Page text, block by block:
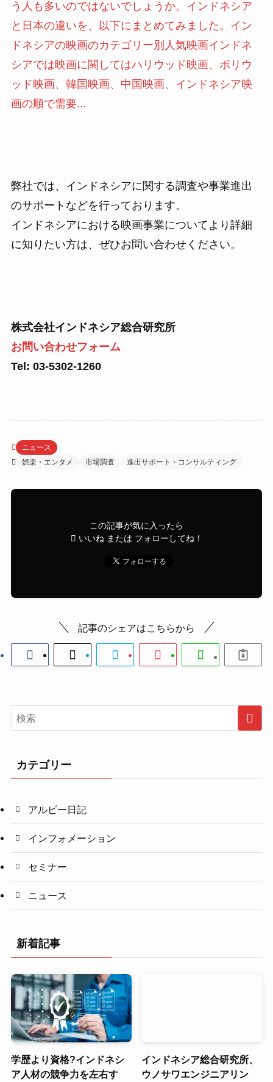
う人も多いのではないでしょうか。インドネシア
と日本の違いを、以下にまとめてみました。イン
ドネシアの映画のカテゴリー別人気映画インドネ
シアでは映画に関してはハリウッド映画、ボリウ
ッド映画、韓国映画、中国映画、インドネシア映
画の順で需要...
弊社では、インドネシアに関する調査や事業進出
のサポートなどを行っております。
インドネシアにおける映画事業についてより詳細
に知りたい方は、ぜひお問い合わせください。
株式会社インドネシア総合研究所
お問い合わせフォーム
Tel: 03-5302-1260
ニュース
娯楽・エンタメ
市場調査 進出サポート・コンサルティング
この記事が気に入ったら
いいね または フォローしてね！
記事のシェアはこちらから
カテゴリー
アルビー日記
インフォメーション
セミナー
ニュース
新着記事
学歴より資格?インドネシ
ア人材の競争力を左右す
インドネシア総合研究所、
ウノサワエンジニアリン